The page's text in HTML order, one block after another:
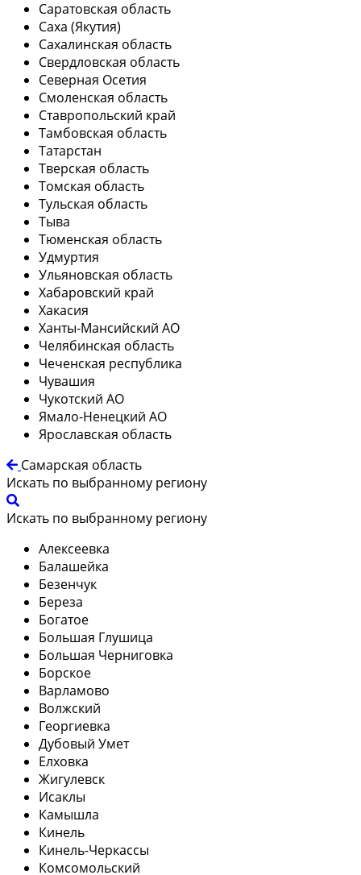
Саратовская область
Саха (Якутия)
Сахалинская область
Свердловская область
Северная Осетия
Смоленская область
Ставропольский край
Тамбовская область
Татарстан
Тверская область
Томская область
Тульская область
Тыва
Тюменская область
Удмуртия
Ульяновская область
Хабаровский край
Хакасия
Ханты-Мансийский АО
Челябинская область
Чеченская республика
Чувашия
Чукотский АО
Ямало-Ненецкий АО
Ярославская область
Самарская область
Искать по выбранному региону
Искать по выбранному региону
Алексеевка
Балашейка
Безенчук
Береза
Богатое
Большая Глушица
Большая Черниговка
Борское
Варламово
Волжский
Георгиевка
Дубовый Умет
Елховка
Жигулевск
Исаклы
Камышла
Кинель
Кинель-Черкассы
Комсомольский